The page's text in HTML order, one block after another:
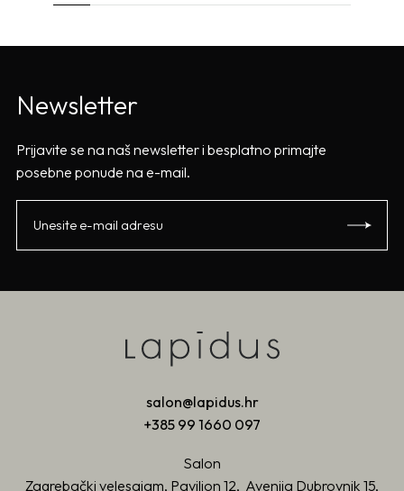
Newsletter
Prijavite se na naš newsletter i besplatno primajte
posebne ponude na e-mail.
salon@lapidus.hr
+385 99 1660 097
Salon
Zagrebački velesajam, Paviljon 12, Avenija Dubrovnik 15,